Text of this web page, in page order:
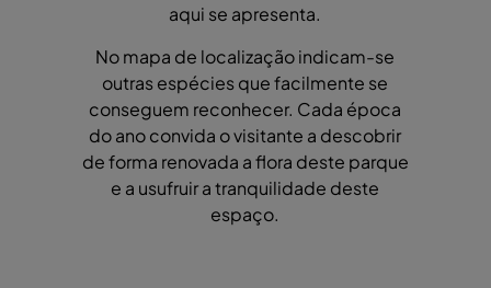
aqui se apresenta.
No mapa de localização indicam-se
outras espécies que facilmente se
conseguem reconhecer. Cada época
do ano convida o visitante a descobrir
de forma renovada a flora deste parque
e a usufruir a tranquilidade deste
espaço.